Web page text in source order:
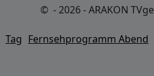
© - 2026 - ARAKON
Tag Fernsehprogramm Abend